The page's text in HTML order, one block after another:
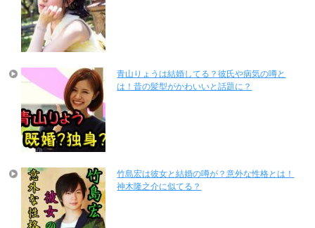
青山りょうは結婚してる？彼氏や病気の噂と
は！昔の髪型がかわいいと話題に？
竹島宏は彼女と結婚の噂が？意外な性格とは！
神木隆之介に似てる？